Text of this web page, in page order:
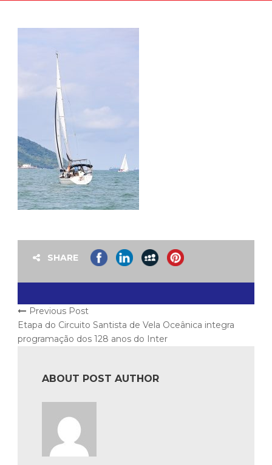
SHARE
Previous Post
Etapa do Circuito Santista de Vela Oceânica integra
programação dos 128 anos do Inter
ABOUT POST AUTHOR